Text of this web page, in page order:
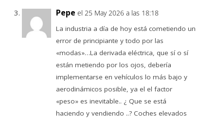
Pepe el 25 May 2026 a las 18:18
La industria a día de hoy está cometiendo un
error de principiante y todo por las
«modas»…La derivada eléctrica, que sí o sí
están metiendo por los ojos, debería
implementarse en vehículos lo más bajo y
aerodinámicos posible, ya el el factor
«peso» es inevitable.. ¿ Que se está
haciendo y vendiendo ..? Coches elevados